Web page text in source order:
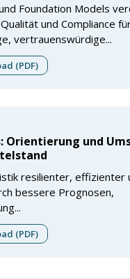
Foundation Models
und Compliance
vertrauenswürdige...
(PDF)
Orientierung und
resilienter, effizienter
bessere Prognosen,
(PDF)